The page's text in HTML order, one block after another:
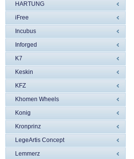
HARTUNG
iFree
Incubus
Inforged
K7
Keskin
KFZ
Khomen Wheels
Konig
Kronprinz
LegeArtis Concept
Lemmerz